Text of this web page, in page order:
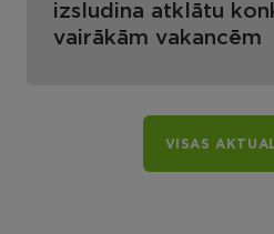
izsludina atklātu
vairākām vakancēm
VISAS